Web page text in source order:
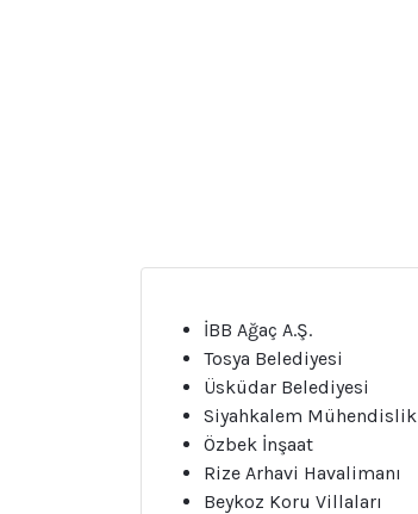
İBB Ağaç A.Ş.
Tosya Belediyesi
Üsküdar Belediyesi
Siyahkalem Mühendislik
Özbek İnşaat
Rize Arhavi Havalimanı
Beykoz Koru Villaları